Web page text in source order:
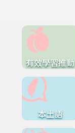
有效學習推動
本土語